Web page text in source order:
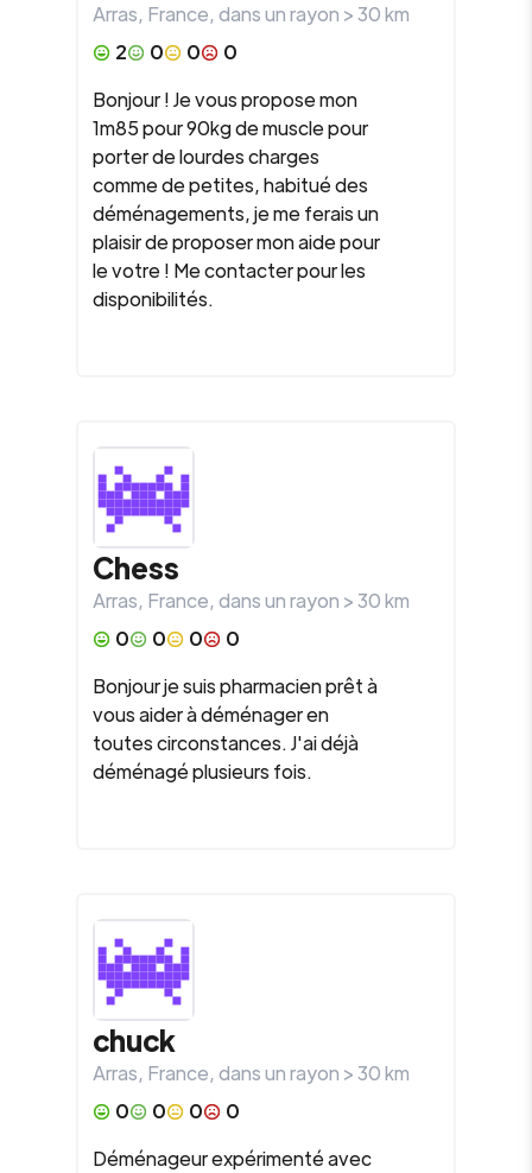
Arras, France, dans un rayon >30km
2
0 0
0
Bonjour ! Je vous propose mon
1m85 pour 90kg de muscle pour
porter de lourdes charges
comme de petites, habitué des
déménagements, je me ferais un
plaisir de proposer mon aide pour
le votre ! Me contacter pour les
disponibilités.
Chess
Arras, France, dans un rayon >30km
0
0 0
0
Bonjour je suis pharmacien prêt à
vous aider à déménager en
toutes circonstances. J'ai déjà
déménagé plusieurs fois.
chuck
Arras, France, dans un rayon >30km
0
0 0
0
Déménageur expérimenté avec